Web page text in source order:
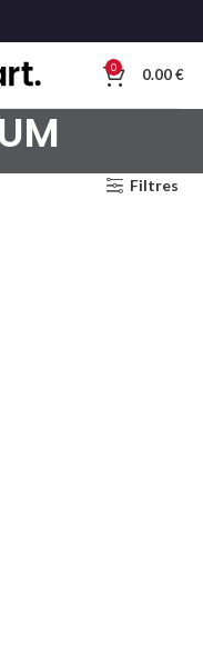
0 0.00€
Filtres